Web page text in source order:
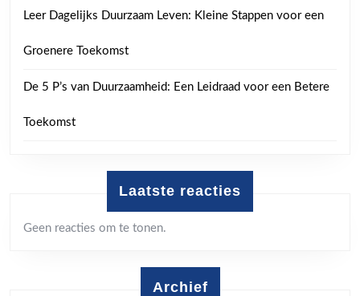
Leer Dagelijks Duurzaam Leven: Kleine Stappen voor een
Groenere Toekomst
De 5 P’s van Duurzaamheid: Een Leidraad voor een Betere
Toekomst
Laatste reacties
Geen reacties om te tonen.
Archief